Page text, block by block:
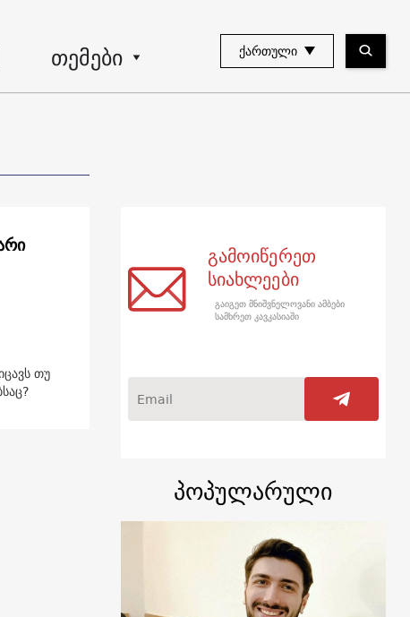
თემები ᲥᲐᲠᲗᲣᲚᲘ
თუ
გამოიწერეთ
სიახლეები
გაიგეთ მნიშვნელოვანი ამბები
სამხრეთ კავკასიაში
პოპულარული